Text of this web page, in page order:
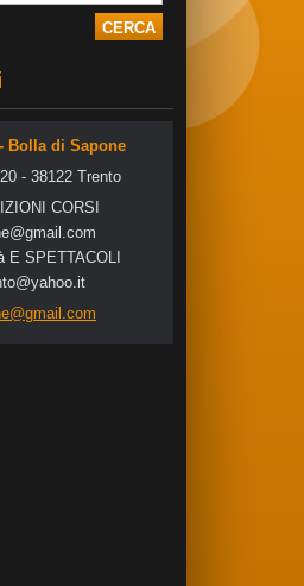
Bolla di Sapone
- 38122 Trento
CORSI
.com
E SPETTACOLI